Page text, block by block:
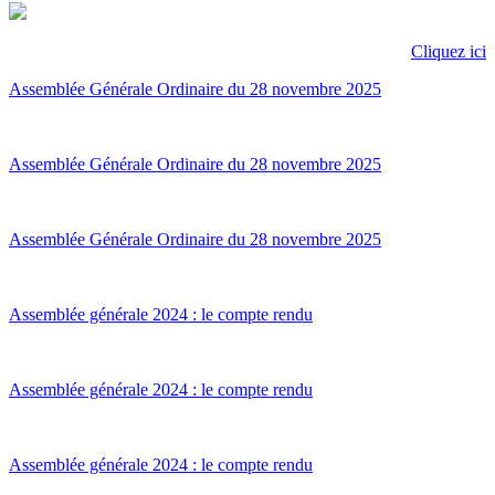
Cliquez ici
Assemblée Générale Ordinaire du 28 novembre 2025
Assemblée Générale Ordinaire du 28 novembre 2025
Assemblée Générale Ordinaire du 28 novembre 2025
Assemblée générale 2024 : le compte rendu
Assemblée générale 2024 : le compte rendu
Assemblée générale 2024 : le compte rendu